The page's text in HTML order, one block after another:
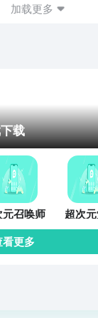
加载更多
载
元召唤师
超次
看更多